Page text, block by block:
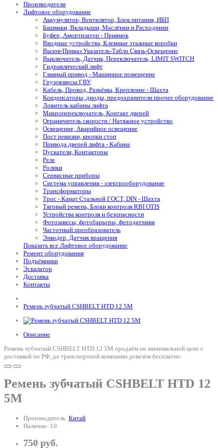
Производители
Лифтовое оборудование
Аккумулятор, Вентилятор, Блок питания, ИБП
Башмаки, Вкладыши, Маслёнки и Расходники
Буфер, Амортизатор - Приямок
Вводные устройства, Клемные этажные коробки
Вызов-Приказ Указатель-Табло Связь-Освещение
Выключатель, Датчик, Переключатель, LIMIT SWITCH
Гидравлический лифт
Главный привод - Машинное помещение
Грузовзвесы ГВУ
Кабель, Провод, Разъёмы, Крепление - Шахта
Конденсаторы, диоды, предохранители прочее оборудование
Ловитель кабины лифта
Микропереключатель, Контакт дверей
Ограничитель скорости / Натяжное устройство
Освещение, Аварийное освещение
Пост ревизии, кнопки стоп
Привода дверей лифта - Кабина
Пускатели, Контакторы
Реле
Ролики
Сервисные приборы
Система управления - электрооборудование
Трансформаторы
Трос - Канат Стальной ГОСТ, DIN - Шахта
Тяговый ремень, Блоки контроля RBI OTIS
Устройства контроля и безопасности
Фотозавесы, фотобарьеры, фотодатчики
Частотный преобразователь
Энкодер, Датчик вращения
Показать все Лифтовое оборудование
Ремонт оборудования
Подъёмники
Эскалатор
Доставка
Контакты
Ремень зубчатый CSHBELT HTD 12 5M
Описание
Ремень зубчатый CSHBELT HTD 12 5M продаём по минимальной цене с
доставкой по РФ, до транспортной компании довезём бесплатно.
Ремень зубчатый CSHBELT HTD 12
5M
Производитель: Китай
Наличие: 10
750 руб.